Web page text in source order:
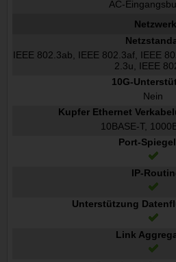
AC-
Netzwerk
IEEE 802.3ab, IEEE 802.3af, IEEE
2.3u, IEEE
10G-
Nein
Kupfer Ethernet
10BASE-T,
Port-
IP-
Unterstützung
Link